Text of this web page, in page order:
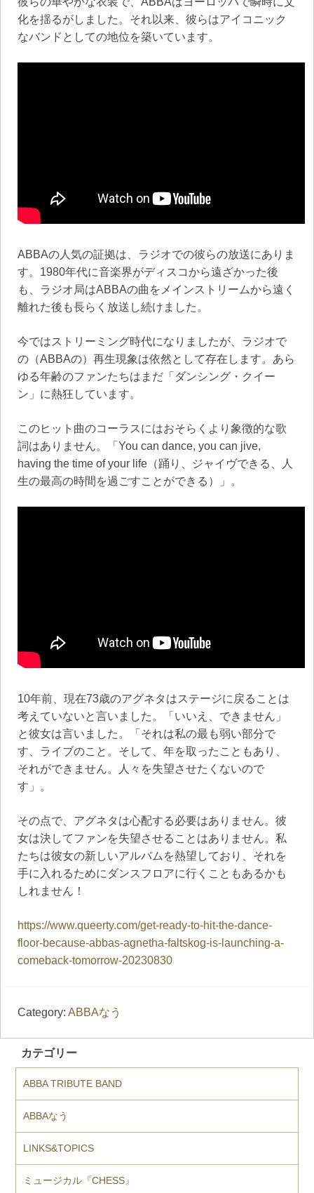
化を揺るがしました。それ以来、彼らはアイコニック
なバンドとしての地位を築いています。
ABBAの人気の証拠は、ラジオでの彼らの放送にありま
す。1980年代に音楽界がディスコから遠ざかった後
も、ラジオ局はABBAの曲をメインストリームから遠く
離れた後も長らく放送し続けました。
今ではストリーミング時代になりましたが、ラジオで
の（ABBAの）再生現象は依然として存在します。あら
ゆる年齢のファンたちはまだ「ダンシング・クイー
ン」に熱狂しています。
このヒット曲のコーラスにはおそらくより象徴的な歌
詞はありません。「You can dance, you can jive,
having the time of your life（踊り、ジャイヴできる、人
生の最高の時間を過ごすことができる）」。
10年前、現在73歳のアグネタはステージに戻ることは
考えていないと言いました。「いいえ、できません」
と彼女は言いました。「それは私の最も弱い部分で
す、ライブのこと。そして、年を取ったこともあり、
それができません。人々を失望させたくないので
す」。
その点で、アグネタは心配する必要はありません。彼
女は決してファンを失望させることはありません。私
たちは彼女の新しいアルバムを熱望しており、それを
手に入れるためにダンスフロアに行くこともあるかも
しれません！
https://www.queerty.com/get-ready-to-hit-the-dance-
floor-because-abbas-agnetha-faltskog-is-launching-a-
comeback-tomorrow-20230830
Category: ABBAなう
カテゴリー
ABBA TRIBUTE BAND
ABBAなう
LINKS&TOPICS
ミュージカル『CHESS』